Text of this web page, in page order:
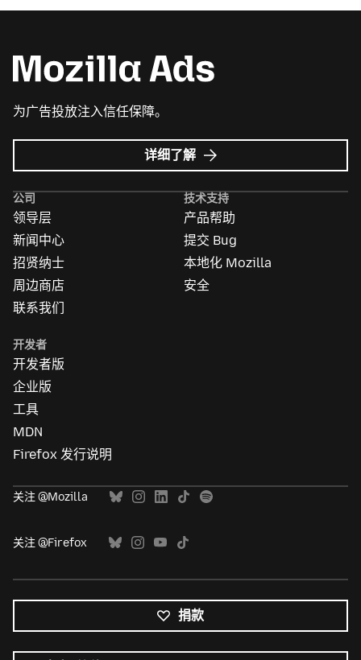
为广告投放注入信任保障。
详细了解 Mozilla
广
公司
领导层
新闻中心
招贤纳士
周边商店
联系我们
技术支持
产品帮助
提交 Bug
本地化 Mozilla
安全
开发者
开发者版
企业版
工具
MDN
Firefox 发行说明
关注 @Mozilla
关注 @Firefox
捐款
有